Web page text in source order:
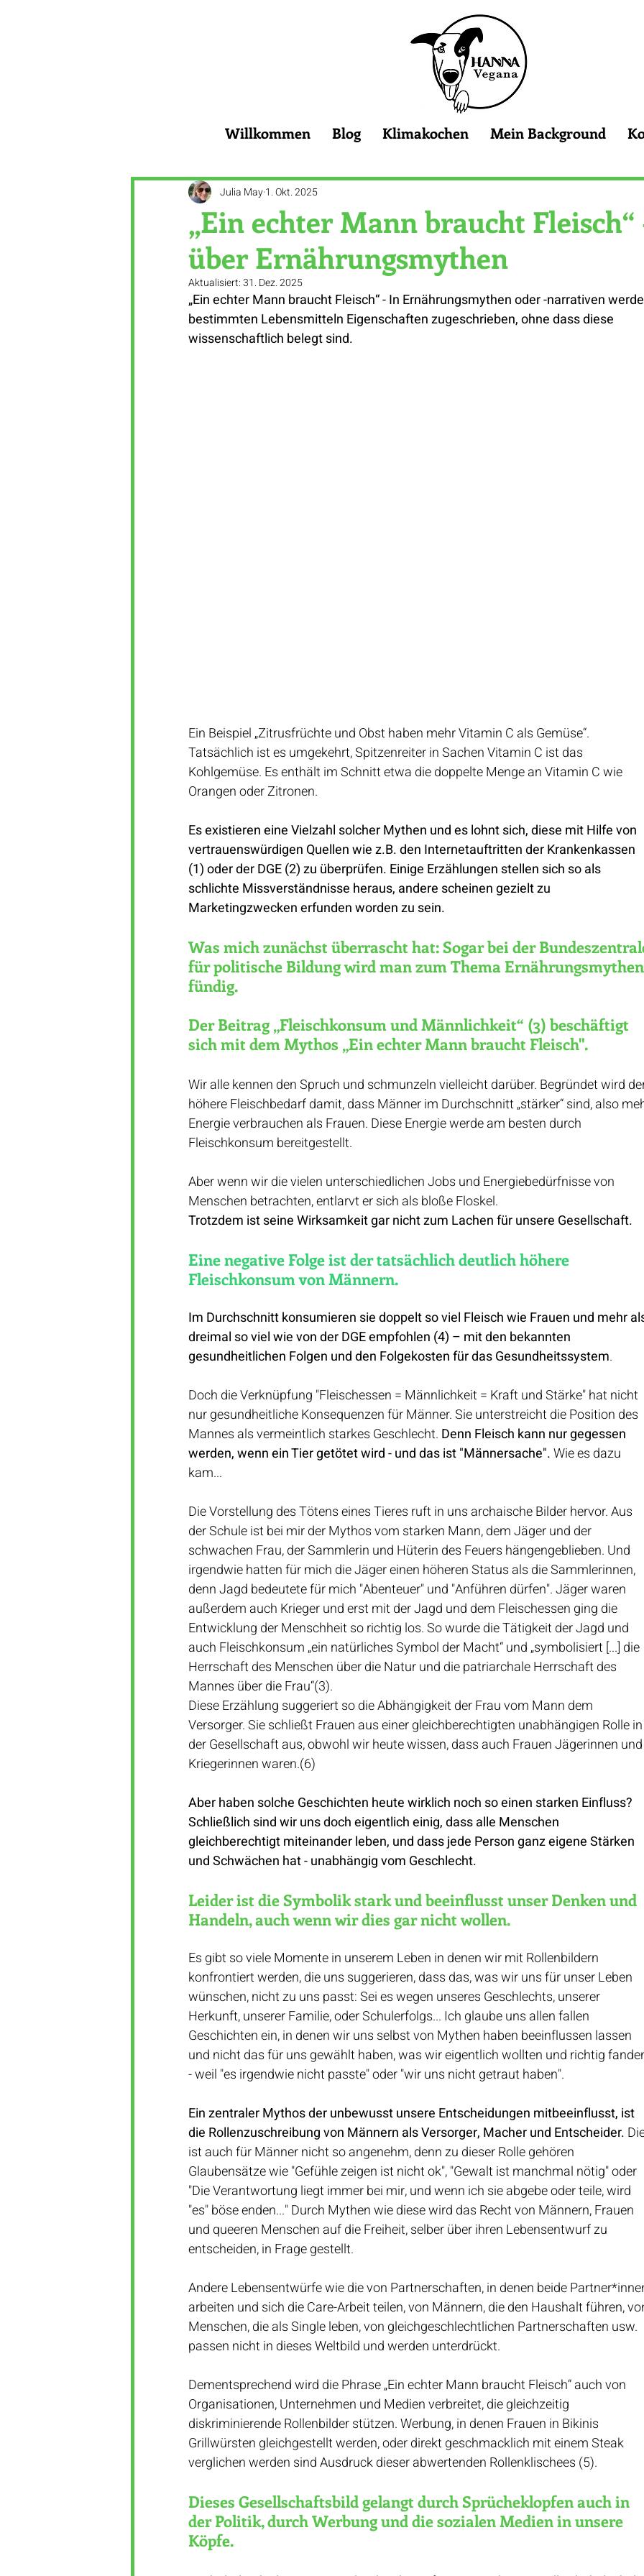
Willkommen Blog Klimakochen Mein Background
„Ein echter Mann braucht Fleisch“
über Ernährungsmythen
Julia May1. Okt. 2025
Aktualisiert:31. Dez. 2025
„Ein echter Mann braucht Fleisch“ - In Ernährungsmythen oder -narrativen
bestimmten Lebensmitteln Eigenschaften zugeschrieben, ohne dass diese
wissenschaftlich belegt sind.
Ein Beispiel „Zitrusfrüchte und Obst haben mehr Vitamin C als Gemüse“.
Tatsächlich ist es umgekehrt, Spitzenreiter in Sachen Vitamin C ist das
Kohlgemüse. Es enthält im Schnitt etwa die doppelte Menge an Vitamin C wie
Orangen oder Zitronen.
Es existieren eine Vielzahl solcher Mythen und es lohnt sich, diese mit Hilfe von
vertrauenswürdigen Quellen wie z.B. den Internetauftritten der Krankenkassen
(1) oder der DGE (2) zu überprüfen. Einige Erzählungen stellen sich so als
schlichte Missverständnisse heraus, andere scheinen gezielt zu
Marketingzwecken erfunden worden zu sein.
Was mich zunächst überrascht hat: Sogar bei der
für politische Bildung wird man zum Thema
fündig.
Der Beitrag „Fleischkonsum und Männlichkeit“ (3) beschäftigt
sich mit dem Mythos „Ein echter Mann braucht Fleisch".
Wir alle kennen den Spruch und schmunzeln vielleicht darüber. Begründet wird
höhere Fleischbedarf damit, dass Männer im Durchschnitt „stärker“ sind, also
Energie verbrauchen als Frauen. Diese Energie werde am besten durch
Fleischkonsum bereitgestellt.
Aber wenn wir die vielen unterschiedlichen Jobs und Energiebedürfnisse von
Menschen betrachten, entlarvt er sich als bloße Floskel.
Trotzdem ist seine Wirksamkeit gar nicht zum Lachen für unsere Gesellschaft.
Eine negative Folge ist der tatsächlich deutlich höhere
Fleischkonsum von Männern.
Im Durchschnitt konsumieren sie doppelt so viel Fleisch wie Frauen und mehr
dreimal so viel wie von der DGE empfohlen (4) – mit den bekannten
gesundheitlichen Folgen und den Folgekosten für das Gesundheitssystem.
Doch die Verknüpfung "Fleischessen = Männlichkeit = Kraft und Stärke" hat nicht
nur gesundheitliche Konsequenzen für Männer. Sie unterstreicht die Position des
Mannes als vermeintlich starkes Geschlecht. Denn Fleisch kann nur gegessen
werden, wenn ein Tier getötet wird - und das ist "Männersache". Wie es dazu
kam...
Die Vorstellung des Tötens eines Tieres ruft in uns archaische Bilder hervor. Aus
der Schule ist bei mir der Mythos vom starken Mann, dem Jäger und der
schwachen Frau, der Sammlerin und Hüterin des Feuers hängengeblieben. Und
irgendwie hatten für mich die Jäger einen höheren Status als die Sammlerinnen,
denn Jagd bedeutete für mich "Abenteuer" und "Anführen dürfen". Jäger waren
außerdem auch Krieger und erst mit der Jagd und dem Fleischessen ging die
Entwicklung der Menschheit so richtig los. So wurde die Tätigkeit der Jagd und
auch Fleischkonsum „ein natürliches Symbol der Macht“ und „symbolisiert [...] die
Herrschaft des Menschen über die Natur und die patriarchale Herrschaft des
Mannes über die Frau“(3).
Diese Erzählung suggeriert so die Abhängigkeit der Frau vom Mann dem
Versorger. Sie schließt Frauen aus einer gleichberechtigten unabhängigen Rolle
der Gesellschaft aus, obwohl wir heute wissen, dass auch Frauen Jägerinnen
Kriegerinnen waren.(6)
Aber haben solche Geschichten heute wirklich noch so einen starken Einfluss?
Schließlich sind wir uns doch eigentlich einig, dass alle Menschen
gleichberechtigt miteinander leben, und dass jede Person ganz eigene Stärken
und Schwächen hat - unabhängig vom Geschlecht.
Leider ist die Symbolik stark und beeinflusst unser Denken und
Handeln, auch wenn wir dies gar nicht wollen.
Es gibt so viele Momente in unserem Leben in denen wir mit Rollenbildern
konfrontiert werden, die uns suggerieren, dass das, was wir uns für unser Leben
wünschen, nicht zu uns passt: Sei es wegen unseres Geschlechts, unserer
Herkunft, unserer Familie, oder Schulerfolgs... Ich glaube uns allen fallen
Geschichten ein, in denen wir uns selbst von Mythen haben beeinflussen lassen
und nicht das für uns gewählt haben, was wir eigentlich wollten und richtig
- weil "es irgendwie nicht passte" oder "wir uns nicht getraut haben".
Ein zentraler Mythos der unbewusst unsere Entscheidungen mitbeeinflusst, ist
die Rollenzuschreibung von Männern als Versorger, Macher und Entscheider.
ist auch für Männer nicht so angenehm, denn zu dieser Rolle gehören
Glaubensätze wie "Gefühle zeigen ist nicht ok", "Gewalt ist manchmal nötig" oder
"Die Verantwortung liegt immer bei mir, und wenn ich sie abgebe oder teile, wird
"es" böse enden..." Durch Mythen wie diese wird das Recht von Männern, Frauen
und queeren Menschen auf die Freiheit, selber über ihren Lebensentwurf zu
entscheiden, in Frage gestellt.
Andere Lebensentwürfe wie die von Partnerschaften, in denen beide
arbeiten und sich die Care-Arbeit teilen, von Männern, die den Haushalt führen,
Menschen, die als Single leben, von gleichgeschlechtlichen Partnerschaften usw.
passen nicht in dieses Weltbild und werden unterdrückt.
Dementsprechend wird die Phrase „Ein echter Mann braucht Fleisch“ auch von
Organisationen, Unternehmen und Medien verbreitet, die gleichzeitig
diskriminierende Rollenbilder stützen. Werbung, in denen Frauen in Bikinis
Grillwürsten gleichgestellt werden, oder direkt geschmacklich mit einem Steak
verglichen werden sind Ausdruck dieser abwertenden Rollenklischees (5).
Dieses Gesellschaftsbild gelangt durch Sprücheklopfen auch in
der Politik, durch Werbung und die sozialen Medien in unsere
Köpfe.